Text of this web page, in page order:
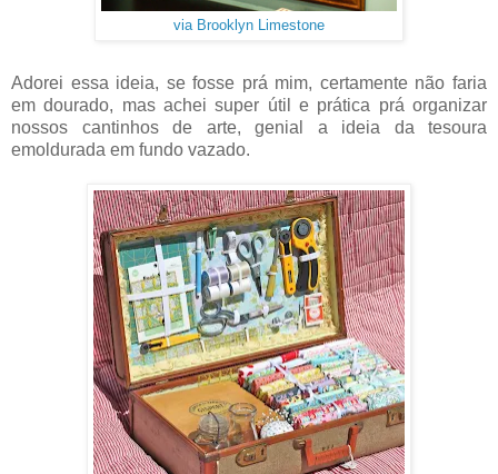
via Brooklyn Limestone
Adorei essa ideia, se fosse prá mim, certamente não faria
em dourado, mas achei super útil e prática prá organizar
nossos cantinhos de arte, genial a ideia da tesoura
emoldurada em fundo vazado.